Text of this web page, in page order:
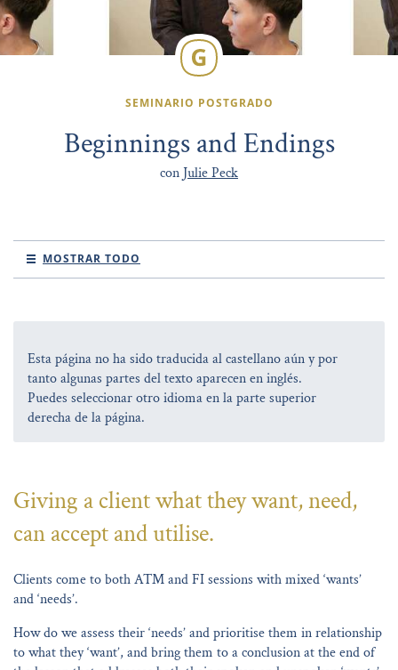
SEMINARIO POSTGRADO
Beginnings and Endings
con Julie Peck
MOSTRAR TODO
Esta página no ha sido traducida al castellano aún y por
tanto algunas partes del texto aparecen en inglés.
Puedes seleccionar otro idioma en la parte superior
derecha de la página.
Giving a client what they want, need,
can accept and utilise.
Clients come to both ATM and FI sessions with mixed ‘wants’
and ‘needs’.
How do we assess their ‘needs’ and prioritise them in relationship
to what they ‘want’, and bring them to a conclusion at the end of